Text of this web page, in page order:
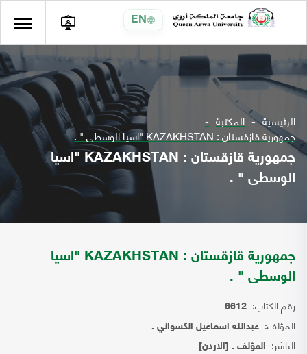
EN
الرئيسية المكتبة
جمهورية قازقستان : KAZAKHSTAN "اسيا الوسطى " .
جمهورية قازقستان : KAZAKHSTAN "اسيا
الوسطى " .
جمهورية قازقستان : KAZAKHSTAN "اسيا
الوسطى " .
رقم الكتاب: 6612
المؤلف: عبدالله اسماعيل الكسواني .
الناشر: المؤلف . [الاردن]